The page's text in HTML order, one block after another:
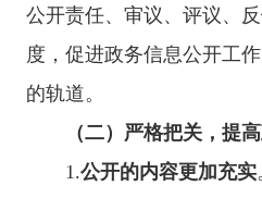
公开责任、审议、评议、
度，促进政务信息公开工
的轨道。
（二） 严格把关，提
1.公开的内容更加充实